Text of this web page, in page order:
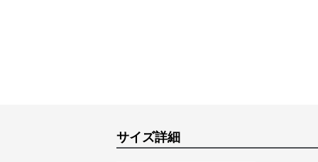
サイズ詳細